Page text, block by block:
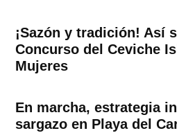
¡Sazón y tradición! Así
Concurso del Ceviche
Mujeres
En marcha, estrategia
sargazo en Playa del